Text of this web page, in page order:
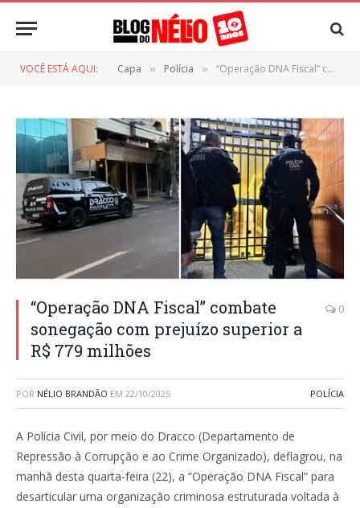
VOCÊ ESTÁ AQUI: Capa » Polícia » “Operação DNA Fiscal” combate sonegação com prejuízo superior a R$ 779 milhões
“Operação DNA Fiscal” combate
sonegação com prejuízo superior a
R$ 779 milhões
0
POR NÉLIO BRANDÃO EM 22/10/2025 POLÍCIA
A Polícia Civil, por meio do Dracco (Departamento de
Repressão à Corrupção e ao Crime Organizado), deflagrou, na
manhã desta quarta-feira (22), a “Operação DNA Fiscal” para
desarticular uma organização criminosa estruturada voltada à